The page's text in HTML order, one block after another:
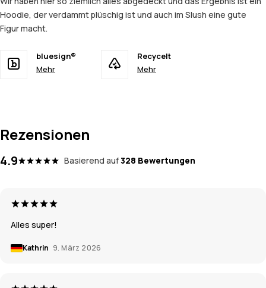
Hoodie, der verdammt plüschig ist und auch im Slush eine gute
Figur macht.
bluesign®
Mehr
Recycelt
Mehr
Rezensionen
4.9 Basierend auf328 Bewertungen
Alles super!
Kathrin 9. März 2026